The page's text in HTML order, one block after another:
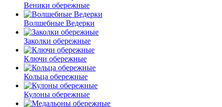
Веники обережные
Волшебные Ведерки
Заколки обережные
Ключи обережные
Кольца обережные
Кулоны обережные